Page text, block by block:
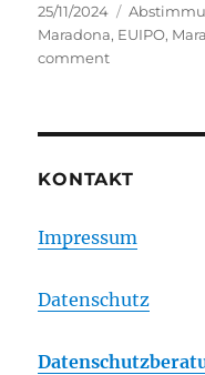
Posted
on
25/11/2024 Categories
Maradona, EUIPO,
commenton
KONTAKT
Impressum
Datenschutz